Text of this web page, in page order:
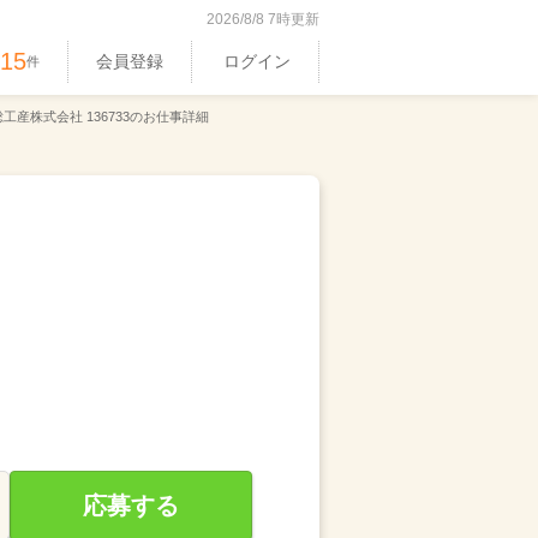
2026/8/8 7時更新
件 会員登録 ログイン
工産株式会社 136733のお仕事詳細
応募する